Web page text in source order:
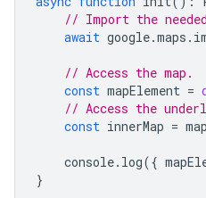
// Import the
await google.maps .
// Access the map.
const mapElement =
// Access the
const innerMap =
console. log({
}